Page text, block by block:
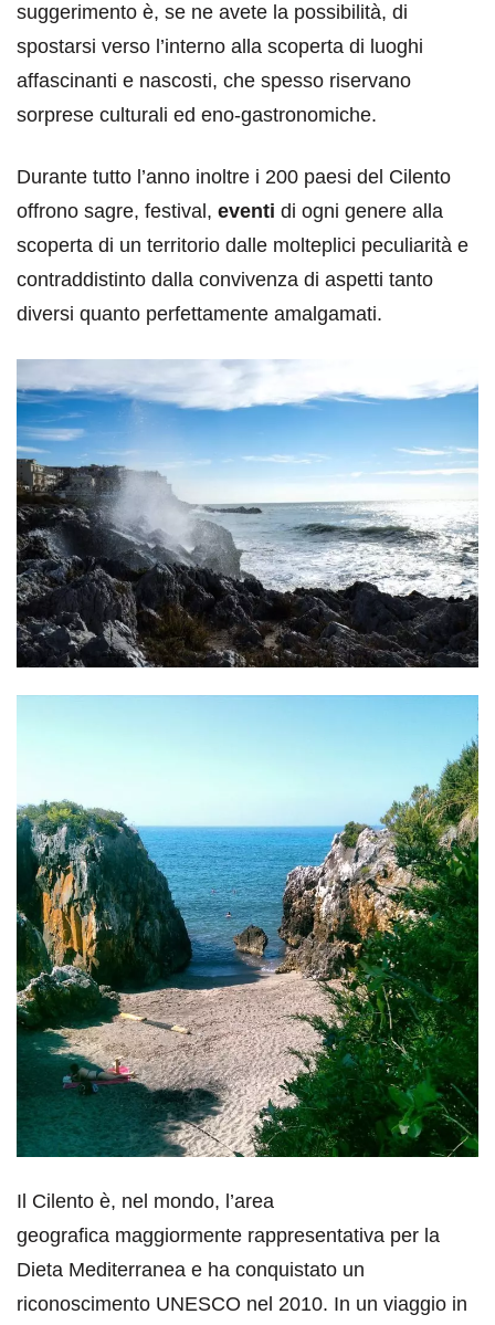
suggerimento è, se ne avete la possibilità, di
spostarsi verso l’interno alla scoperta di luoghi
affascinanti e nascosti, che spesso riservano
sorprese culturali ed eno-gastronomiche.
Durante tutto l’anno inoltre i 200 paesi del Cilento
offrono sagre, festival, eventi di ogni genere alla
scoperta di un territorio dalle molteplici peculiarità e
contraddistinto dalla convivenza di aspetti tanto
diversi quanto perfettamente amalgamati.
Il Cilento è, nel mondo, l’area
geografica maggiormente rappresentativa per la
Dieta Mediterranea e ha conquistato un
riconoscimento UNESCO nel 2010. In un viaggio in